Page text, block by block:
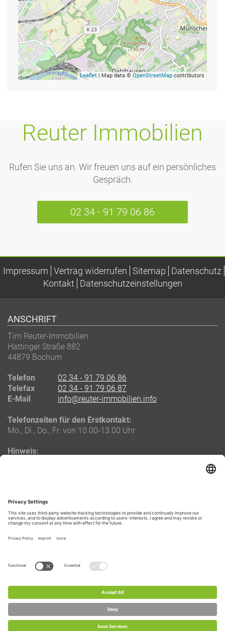
Leaflet | Map data ©OpenStreetMap contributors
Reuter Immobilien
Rufen Sie uns an. Wir freuen uns auf ein persönliches
Gespräch.
02 34 - 91 79 06 86
Impressum Vertrag widerrufen Sitemap
Datenschutz
Kontakt
Datenschutzeinstellungen
ANSCHRIFT
Tim Reuter-Immobilien
Hattinger Straße 882
44879 Bochum
Telefon
02 34 - 91 79 06 86
Telefax
02 34 - 91 79 06 87
E-Mail
info@reuter-immobilien.info
Telefonzeiten für den Erstkontakt:
Mo., Di., Do., Fr. von 10.00-13.00 Uhr
Hinweis:
LAGE & ROUTENPLANUNG
Routenplanung zu uns
Copyright 2026 bei Tim Reuter-Immobilien - Alle Rechte